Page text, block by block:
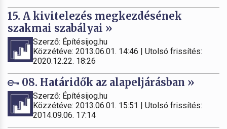
15. A kivitelezés megkezdésének
szakmai szabályai »
Szerző: Építésijog.hu
Közzétéve: 2013.06.01. 14:46 | Utolsó frissítés:
2020.12.22. 18:26
08. Határidők az alapeljárásban »
Szerző: Építésijog.hu
Közzétéve: 2013.06.01. 15:51 | Utolsó frissítés:
2014.09.06. 17:14